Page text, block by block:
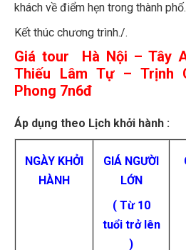
khách về điểm hẹn trong thành phố.
Kết thúc chương trình./.
Giá tour Hà Nội – Tây
Thiếu Lâm Tự – Trịnh
Phong 7n6đ
Áp dụng theo Lịch khởi hành :
NGÀY KHỞI
HÀNH
GIÁ NGƯỜI
LỚN
( Từ 10
tuổi trở lên
)